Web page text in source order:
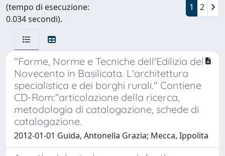
(tempo di esecuzione:
0.034 secondi).
1 2
"Forme, Norme e Tecniche dell'Edilizia del
Novecento in Basilicata. L'architettura
specialistica e dei borghi rurali." Contiene
CD-Rom:“articolazione della ricerca,
metodologia di catalogazione, schede di
catalogazione.
2012-01-01 Guida, Antonella Grazia; Mecca, Ippolita